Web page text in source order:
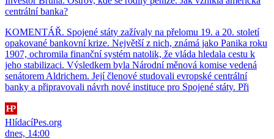
centrální banka?
KOMENTÁŘ. Spojené státy zažívaly na přelomu 19. a 20. století
opakované bankovní krize. Největší z nich, známá jako Panika roku
1907, ochromila finanční systém natolik, že vláda hledala cestu k
jeho stabilizaci. Výsledkem byla Národní měnová komise vedená
senátorem Aldrichem. Její členové studovali evropské centrální
banky a připravovali návrh nové instituce pro Spojené státy. Při
HlídacíPes.org
dnes, 14:00